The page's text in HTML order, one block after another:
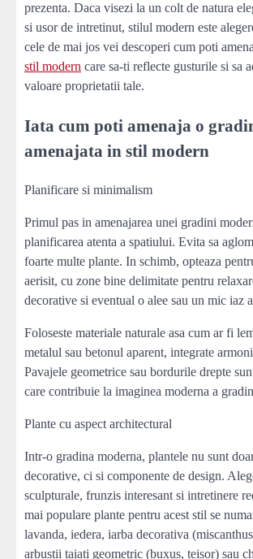
prezenta. Daca visezi la un colt de natura
si usor de intretinut, stilul modern este
cele de mai jos vei descoperi cum poti
stil modern care sa-ti reflecte gusturile si sa
valoare proprietatii tale.
Iata cum poti amenaja o
amenajata in stil modern
Planificare si minimalism
Primul pas in amenajarea unei gradini
planificarea atenta a spatiului. Evita sa
foarte multe plante. In schimb, opteaza
aerisit, cu zone bine delimitate pentru
decorative si eventual o alee sau un mic iaz
Foloseste materiale naturale asa cum ar fi
metalul sau betonul aparent, integrate
Pavajele geometrice sau bordurile drepte
care contribuie la imaginea moderna a
Plante cu aspect architectural
Intr-o gradina moderna, plantele nu sunt
decorative, ci si componente de design.
sculpturale, frunzis interesant si intretinere
mai populare plante pentru acest stil se
lavanda, iedera, iarba decorativa
arbustii taiati geometric (buxus, teisor) sau